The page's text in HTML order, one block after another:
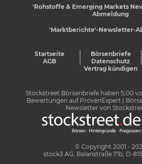
'Rohstoffe & Emerging Markets
Abmeldung
'Marktberichte'-Newsletter-
Startseite Börsenbriefe
AGB
Datenschutz
Vertrag kündigen
Stockstreet Börsenbriefe haben 5,00
Bewertungen auf ProvenExpert |
Newsletter von
© Copyright 2001 -
stock3 AG, Balanstraße 71b, D-